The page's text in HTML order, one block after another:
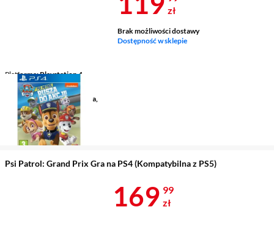
Platforma Playstation 4
Data premiery 26.10.2018
Gatunek dla dzieci/familijna,
platformowa
Wersja językowa polska
(dubbing)
zł
Brak możliwości dostawy
Dostępność w sklepie
Psi Patrol: Grand Prix Gra na PS4 (Kompatybilna z PS5)
Cena 169,99
169 99
zł